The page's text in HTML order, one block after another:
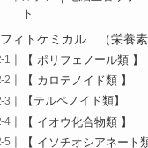
ト
フィトケミカル （栄養素
【 ポリフェノール類 】
【 カロテノイド類 】
【テルペノイド類】
【 イオウ化合物類 】
【 イソチオシアネート